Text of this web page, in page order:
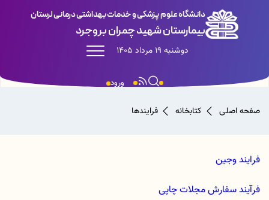
دانشگاه علوم پزشکی و خدمات بهداشتی درمانی لرستان
بیمارستان شهید چمران بروجرد
دوشنبه 19 مرداد 1405
ورود
صفحه اصلی کتابخانه فرایندها
فرایند وجین
فرآیند سفارش مجلات چاپی